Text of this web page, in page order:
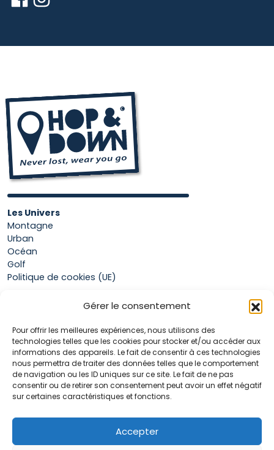
Gérer le consentement
Pour offrir les meilleures expériences, nous utilisons des
technologies telles que les cookies pour stocker et/ou accéder aux
informations des appareils. Le fait de consentir à ces technologies
nous permettra de traiter des données telles que le comportement
de navigation ou les ID uniques sur ce site. Le fait de ne pas
consentir ou de retirer son consentement peut avoir un effet négatif
sur certaines caractéristiques et fonctions.
Accepter
Les Univers
Montagne
Urban
Océan
Golf
Politique de cookies (UE)
Mon compte
Panier
Conditions générales de vente
La marque Hop & Down
Plan du site